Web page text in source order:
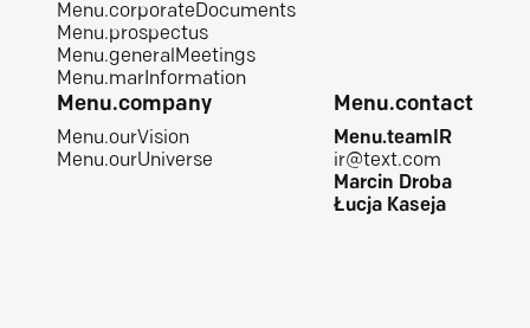
Menu.corporateDocuments
Menu.prospectus
Menu.generalMeetings
Menu.marInformation
Menu.company
Menu.ourVision
Menu.ourUniverse
Menu.contact
Menu.teamIR
ir@text.com
Marcin Droba
Łucja Kaseja